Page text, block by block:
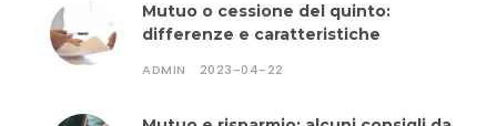
Mutuo o cessione del quinto:
differenze e caratteristiche
ADMIN 2023-04-22